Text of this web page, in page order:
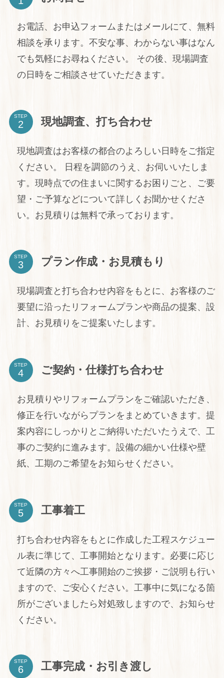
お電話、お申込フォームまたはメールにて、無料
相談を承ります。不安な事、わからない事はなん
でも気軽にお尋ねください。 その後、現場調査
の日時をご相談させていただきます。
STEP 現地調査、打ち合わせ
現地調査はお客様の都合のよろしい日時をご指定
ください。 日程を調節のうえ、お伺いいたしま
す。現時点での住まいに関するお困りごと、ご要
望・ご予算などについて詳しくお聞かせくださ
い。お見積りは無料で承っております。
STEP プラン作成・お見積もり
現場調査と打ち合わせ内容をもとに、お客様のご
要望に沿ったリフォームプランや商品の提案、設
計、お見積りをご提案いたします。
STEP ご契約・仕様打ち合わせ
お見積りやリフォームプランをご確認いただき、
修正を行いながらプランをまとめていきます。提
案内容にしっかりとご納得いただいたうえで、工
事のご契約に進みます。設備の細かい仕様や壁
紙、工期のご希望をお知らせください。
STEP 工事着工
打ち合わせ内容をもとに作成した工程スケジュー
ル表に準じて、工事開始となります。 必要に応じ
て近隣の方々へ工事開始のご挨拶・ご説明も行い
ますので、ご安心ください。工事中に気になる箇
所がございましたら対処致しますので、お知らせ
ください。
STEP 工事完成・お引き渡し